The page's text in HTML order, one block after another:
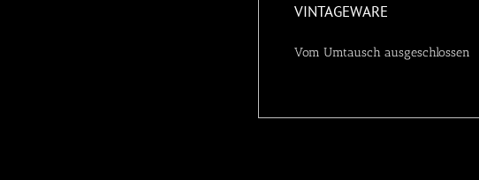
VINTAGEWARE
Vom Umtausch ausgeschlossen